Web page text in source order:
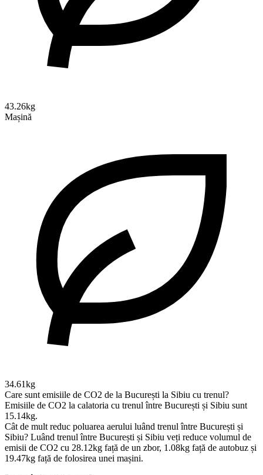
43.26kg
Mașină
34.61kg
Care sunt emisiile de CO2 de la București la Sibiu cu trenul?
Emisiile de CO2 la calatoria cu trenul între București și Sibiu sunt
15.14kg.
Cât de mult reduc poluarea aerului luând trenul între București și
Sibiu? Luând trenul între București și Sibiu veți reduce volumul de
emisii de CO2 cu 28.12kg față de un zbor, 1.08kg față de autobuz și
19.47kg față de folosirea unei mașini.